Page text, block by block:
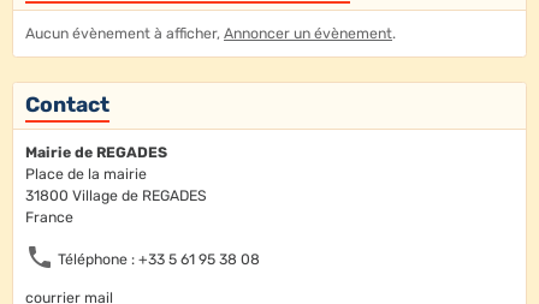
Aucun évènement à afficher, Annoncer un évènement.
Contact
Mairie de REGADES
Place de la mairie
31800 Village de REGADES
France
Téléphone : +33 5 61 95 38 08
courrier mail